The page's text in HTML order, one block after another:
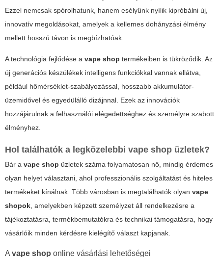
Ezzel nemcsak spórolhatunk, hanem esélyünk nyílik kipróbálni új,
innovatív megoldásokat, amelyek a kellemes dohányzási élmény
mellett hosszú távon is megbízhatóak.
A technológia fejlődése a vape shop termékeiben is tükröződik. Az
új generációs készülékek intelligens funkciókkal vannak ellátva,
például hőmérséklet-szabályozással, hosszabb akkumulátor-
üzemidővel és egyedülálló dizájnnal. Ezek az innovációk
hozzájárulnak a felhasználói elégedettséghez és személyre szabott
élményhez.
Hol találhatók a legközelebbi vape shop üzletek?
Bár a vape shop üzletek száma folyamatosan nő, mindig érdemes
olyan helyet választani, ahol professzionális szolgáltatást és hiteles
termékeket kínálnak. Több városban is megtalálhatók olyan vape
shopok , amelyekben képzett személyzet áll rendelkezésre a
tájékoztatásra, termékbemutatókra és technikai támogatásra, hogy
vásárlóik minden kérdésre kielégítő választ kapjanak.
A vape shop online vásárlási lehetőségei